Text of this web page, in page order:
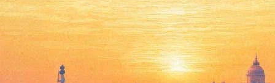
01 июля 2015, 20:54 Версия для печати